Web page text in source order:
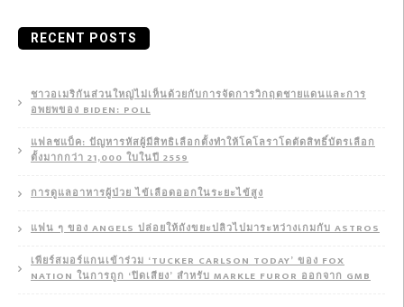
RECENT POSTS
ชาวอเมริกันส่วนใหญ่ไม่เห็นด้วยกับการจัดการวิกฤตชายแดนและการ
อพยพของ BIDEN: POLL
แฟลชแบ็ค: ปัญหารหัสผู้มีสิทธิเลือกตั้งทำให้โคโลราโดตัดสิทธิ์บัตรเลือก
ตั้งมากกว่า 21,000 ใบในปี 2559
การดูแลอาหารผู้ป่วย ไข้เลือดออกในระยะไข้สูง
แฟน ๆ ของ ANGELS ปล่อยให้ถังขยะปลิวไปมาระหว่างเกมกับ ASTROS
เพียร์สมอร์แกนเข้าร่วม ‘TUCKER CARLSON TODAY’ ของ FOX
NATION ในการถูก ‘ปิดเสียง’ สำหรับ MARKLE FUROR ออกจาก GMB